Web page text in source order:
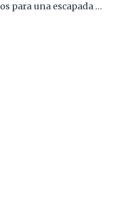
para una escapada …